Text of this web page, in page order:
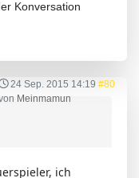
Konversation
24 Sep. 2015 14:19 #80
Meinmamun
ich